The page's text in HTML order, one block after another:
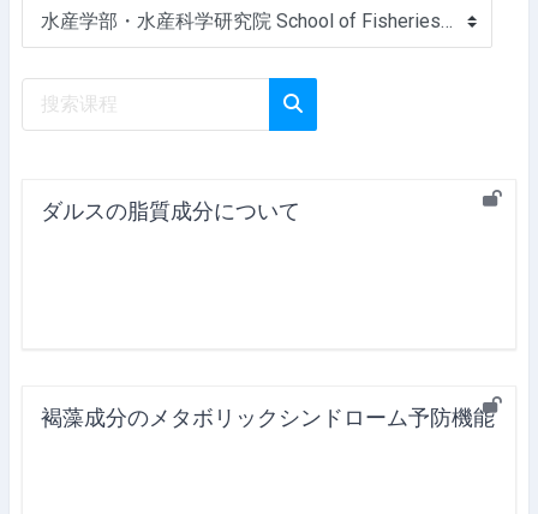
课程类别
搜索课程
ダルスの脂質成分について
褐藻成分のメタボリックシンドローム予防機能